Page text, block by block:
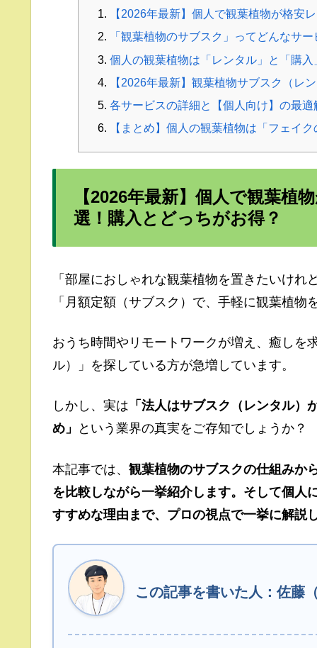
【2026年最新】個人で観葉植物が格安
「観葉植物のサブスク」ってどんなサ
個人の観葉植物は「レンタル」と「購
【2026年最新】観葉植物サブスク（レ
各サービスの詳細と【個人向け】の最適
【まとめ】個人の観葉植物は「フェイ
【2026年最新】個人で観葉植
選！購入とどっちがお得？
「部屋におしゃれな観葉植物を置きたいけ
「月額定額（サブスク）で、手軽に観葉植
おうち時間やリモートワークが増え、癒しを
ル）」を探している方が急増しています。
しかし、実は 「法人はサブスク（レンタル
め」
という業界の真実をご存知でしょうか？
本記事では、 観葉植物のサブスクの仕組みか
を比較しながら一挙紹介します。そして個人
すすめな理由まで、プロの視点で一挙に解説
この記事を書いた人：佐藤